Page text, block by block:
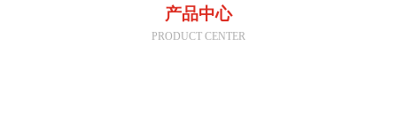
产品中心
PRODUCT CENTER